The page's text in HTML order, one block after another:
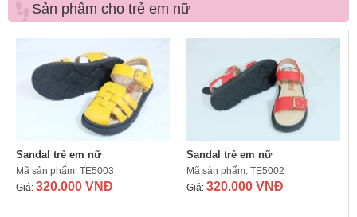
Sản phẩm cho trẻ em nữ
Sandal trẻ em nữ
Mã sản phẩm: TE5003
Giá: 320.000 VNĐ
Sandal trẻ em nữ
Mã sản phẩm: TE5002
Giá: 320.000 VNĐ